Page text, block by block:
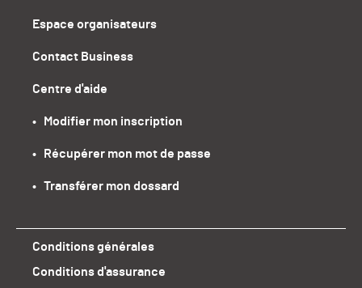
Espace organisateurs
Contact Business
Centre d'aide
•   Modifier mon inscription
•   Récupérer mon mot de passe
•   Transférer mon dossard
Conditions générales
Conditions d'assurance